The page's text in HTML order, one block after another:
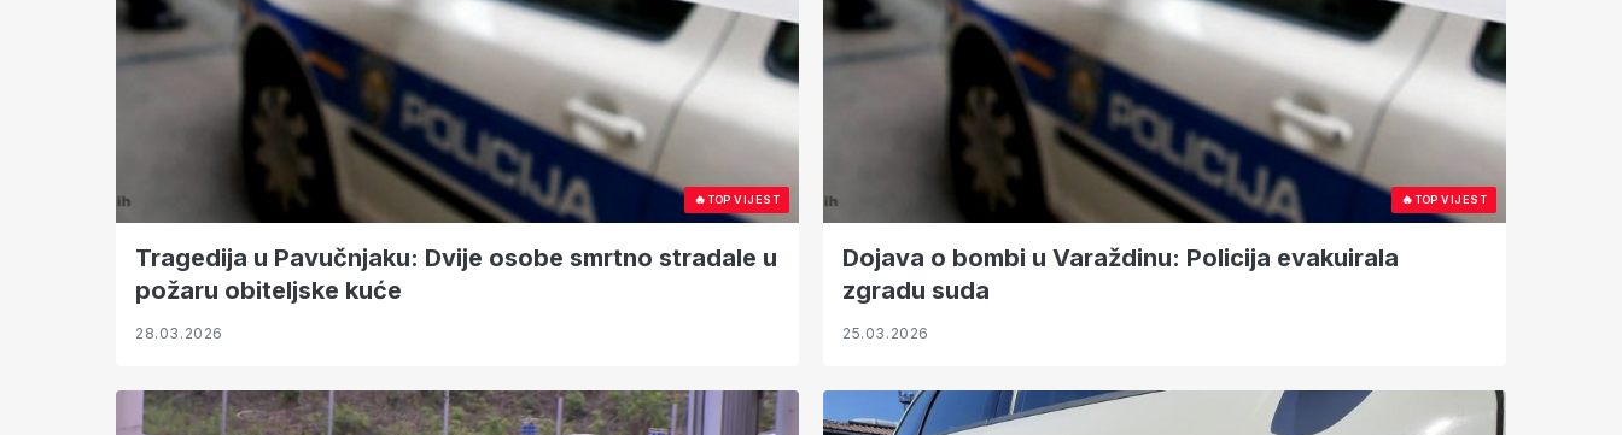
🔥TOP VIJEST
Tragedija u Pavučnjaku: Dvije osobe smrtno stradale u
požaru obiteljske kuće
28.03.2026
🔥TOP VIJEST
Dojava o bombi u Varaždinu: Policija evakuirala
zgradu suda
25.03.2026